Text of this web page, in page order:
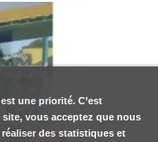
une priorité. C’est
vous acceptez que nous
des statistiques et